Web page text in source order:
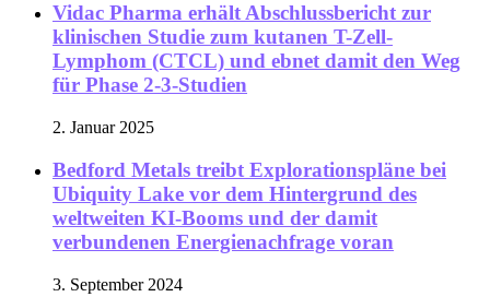
Vidac Pharma erhält Abschlussbericht zur
klinischen Studie zum kutanen T-Zell-
Lymphom (CTCL) und ebnet damit den Weg
für Phase 2-3-Studien
2. Januar 2025
Bedford Metals treibt Explorationspläne bei
Ubiquity Lake vor dem Hintergrund des
weltweiten KI-Booms und der damit
verbundenen Energienachfrage voran
3. September 2024